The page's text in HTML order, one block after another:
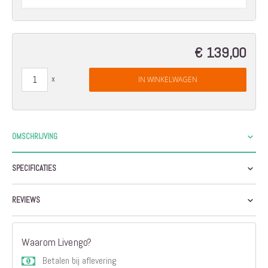
€ 139,00
IN WINKELWAGEN
OMSCHRIJVING
SPECIFICATIES
REVIEWS
Waarom Livengo?
Betalen bij aflevering